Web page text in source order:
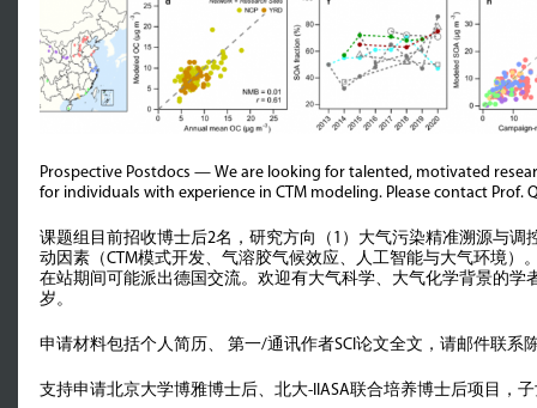
...
OPPORTUNITIES
Prospective Postdocs —We are looking for talented, motivated
for individuals with experience in CTM modeling. Please contact
课题组目前招收博士后2名， 研究方向（1）大气污染精准溯源与调
动因素（CTM模式开发、气溶胶气候效应、 人工智能与大气环境）
在站期间可能派出德国交流。 欢迎有大气科学、大气化学背景的学
岁。
申请材料包括个人简历、 第一/通讯作者SCI论文全文，请邮件联
支持申请北京大学博雅博士后、北大-IIASA联合培养博士后项目，